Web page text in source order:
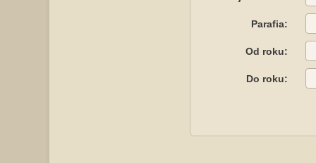
Parafia:
Od roku:
Do roku: